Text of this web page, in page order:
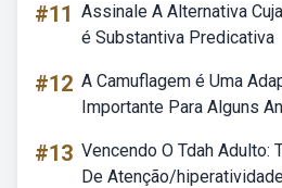
#11 Assinale A Alternativa
é Substantiva Predicativa
#12 A Camuflagem é Uma
Importante Para Alguns
#13 Vencendo O Tdah Adulto:
De Atenção/